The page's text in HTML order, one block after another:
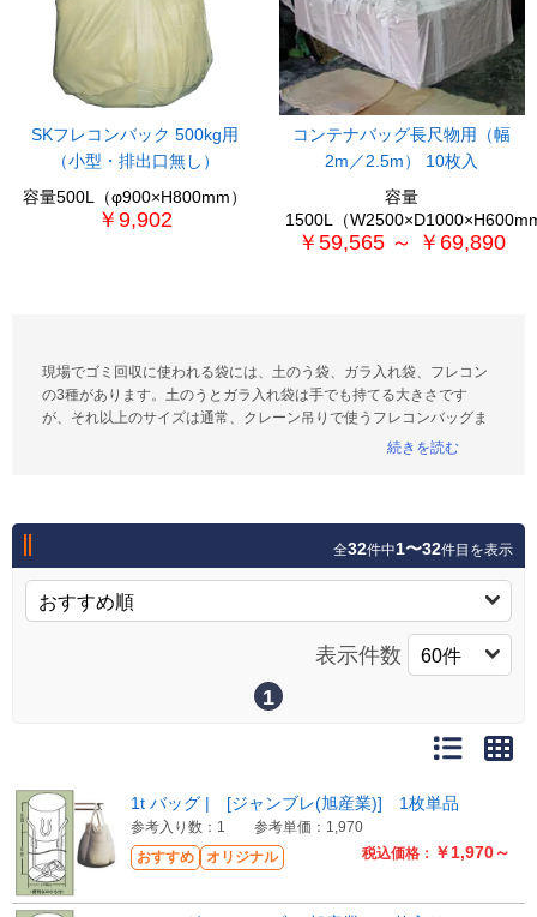
SKフレコンバック 500kg用
（小型・排出口無し）
容量500L（φ900×H800mm）
￥9,902
コンテナバッグ長尺物用（幅
2m／2.5m） 10枚入
容量
1500L（
￥59,565 ～ ￥69,890
現場でゴミ回収に使われる袋には、土のう袋、ガラ入れ袋、フレコン
の3種があります。土のうとガラ入れ袋は手でも持てる大きさです
が、それ以上のサイズは通常、クレーン吊りで使うフレコンバッグま
で一気に大きくなってしまいます。ここでご紹介しているのは通常よ
『200Lコンテナバッグ』はちょうどドラム缶1本分ですので、いつも
扱っている現場だとフレコンより容量の見当をつけやすく便利なサイ
ズです。
『500Lコンテナバッグ』は通常のハーフサイズ。ご紹介した製品以外
にも高グレードタイプなど複数の500Lバッグを販売中です。
最後にご紹介する『1500L（長尺）コンテナバッグ』は逆に一般サイ
ズでは小さすぎる場合に吊り下げなどで使える大型のコンテナバッグ
です。ボード類をはじめ、破損させられない製品、商品の輸送や移動
全32件中1〜32件目を表示
表示件数
1
おすすめ オリジナル 税込価格： ￥1,970～
1t バッグ | [ジャンブレ(旭産業)] 1枚単品
参考入り数：1 参考単価：1,970